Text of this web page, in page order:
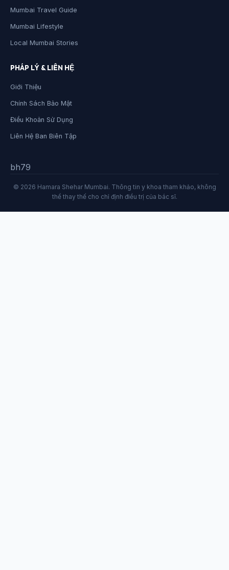
Mumbai Travel Guide
Mumbai Lifestyle
Local Mumbai Stories
PHÁP LÝ & LIÊN HỆ
Giới Thiệu
Chính Sách Bảo Mật
Điều Khoản Sử Dụng
Liên Hệ Ban Biên Tập
bh79
© 2026 Hamara Shehar Mumbai. Thông tin y khoa tham khảo, không
thể thay thế cho chỉ định điều trị của bác sĩ.